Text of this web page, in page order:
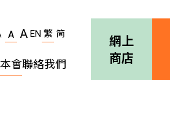
A A EN 繁 简
會聯絡我們
網上
商店